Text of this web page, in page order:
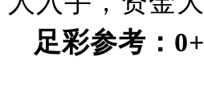
足彩参考：